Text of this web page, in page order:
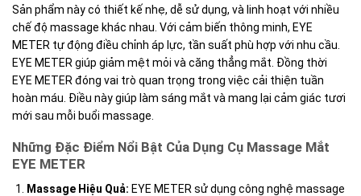
Sản phẩm này có thiết kế nhẹ, dễ sử dụng, và linh hoạt với nhiều
chế độ massage khác nhau. Với cảm biến thông minh, EYE
METER tự động điều chỉnh áp lực, tần suất phù hợp với nhu cầu.
EYE METER giúp giảm mệt mỏi và căng thẳng mắt. Đồng thời
EYE METER đóng vai trò quan trọng trong việc cải thiện tuần
hoàn máu. Điều này giúp làm sáng mắt và mang lại cảm giác tươi
mới sau mỗi buổi massage.
Những Đặc Điểm Nổi Bật Của Dụng Cụ Massage Mắt
EYE METER
Massage Hiệu Quả: EYE METER sử dụng công nghệ massage